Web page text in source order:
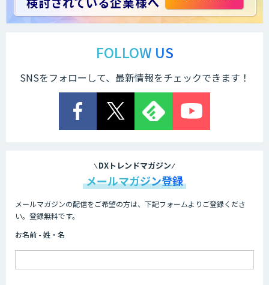
FOLLOW US
SNSをフォローして、最新情報をチェックできます！
DXトレンドマガジン
メールマガジン登録
メールマガジンの配信をご希望の方は、下記フォームよりご登録くださ
い。登録無料です。
お名前 - 姓・名